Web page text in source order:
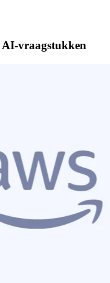
AI-vraagstukken